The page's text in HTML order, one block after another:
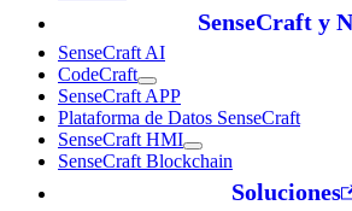
SenseCraft y
SenseCraft AI
CodeCraft
SenseCraft APP
Plataforma de Datos SenseCraft
SenseCraft HMI
SenseCraft Blockchain
Soluciones